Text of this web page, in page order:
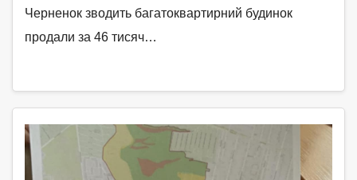
Черненок зводить багатоквартирний будинок
продали за 46 тисяч…